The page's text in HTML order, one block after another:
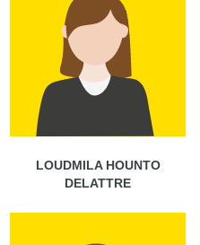
LOUDMILA HOUNTO
DELATTRE